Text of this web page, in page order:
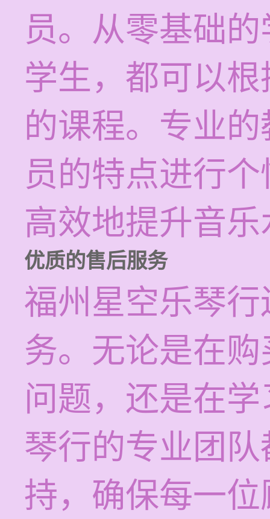
员。从零基础
学生，都可以
的课程。专业
员的特点进行
高效地提升音
优质的售后服务
福州星空乐琴
务。无论是在
问题，还是在
琴行的专业团
持，确保每一